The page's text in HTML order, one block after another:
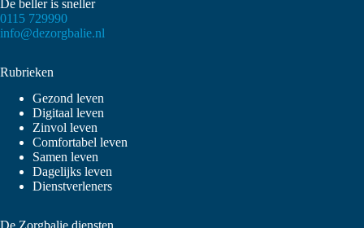
De beller is sneller
0115 729990
info@dezorgbalie.nl
Rubrieken
Gezond leven
Digitaal leven
Zinvol leven
Comfortabel leven
Samen leven
Dagelijks leven
Dienstverleners